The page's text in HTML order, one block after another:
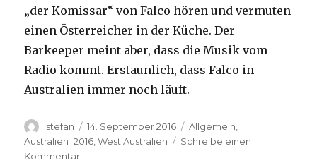
„der Komissar“ von Falco hören und vermuten
einen Österreicher in der Küche. Der
Barkeeper meint aber, dass die Musik vom
Radio kommt. Erstaunlich, dass Falco in
Australien immer noch läuft.
Autor
stefan
Veröffentlicht
am
14. September 2016 Kategorien
Allgemein
Australien_2016 ,West Australien
Schreibe einen
Kommentarzu